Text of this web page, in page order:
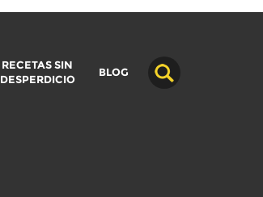
RECETAS SIN
DESPERDICIO
BLOG